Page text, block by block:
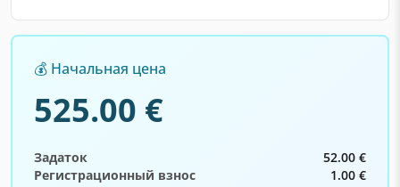
💰 Начальная цена
525.00 €
Задаток
52.00 €
Регистрационный взнос
1.00 €